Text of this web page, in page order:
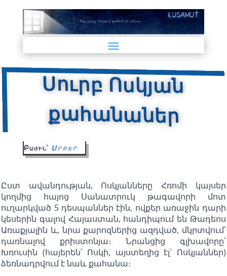
Սուրբ Ոսկյան
քահանաներ
Բաժին՝ Սրբեր
Ըստ ավանդության, Ոսկյանները Հռոմի կայսեր
կողմից հայոց Սանատրուկ թագավորի մոտ
ուղարկված 5 դեսպաններ էին, ովքեր առաջին դարի
կեսերին գալով Հայաստան, հանդիպում են Թադեոս
Առաքյալին և, նրա քարոզներից ազդված, մկրտվում՝
դառնալով քրիստոնյա։ Նրանցից գլխավորը՝
Խռուսին (հայերեն՝ Ոսկի, այստեղից էլ՝ Ոսկյաններ)
ձեռնադրվում է նաև քահանա։